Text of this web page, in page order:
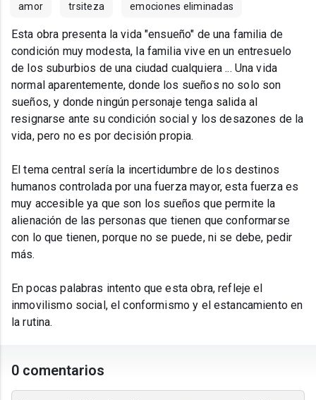
amor trsiteza emociones eliminadas
Esta obra presenta la vida "ensueño" de una familia de
condición muy modesta, la familia vive en un entresuelo
de los suburbios de una ciudad cualquiera ... Una vida
normal aparentemente, donde los sueños no solo son
sueños, y donde ningún personaje tenga salida al
resignarse ante su condición social y los desazones de la
vida, pero no es por decisión propia.
El tema central sería la incertidumbre de los destinos
humanos controlada por una fuerza mayor, esta fuerza es
muy accesible ya que son los sueños que permite la
alienación de las personas que tienen que conformarse
con lo que tienen, porque no se puede, ni se debe, pedir
más.
En pocas palabras intento que esta obra, refleje el
inmovilismo social, el conformismo y el estancamiento en
la rutina.
0 comentarios